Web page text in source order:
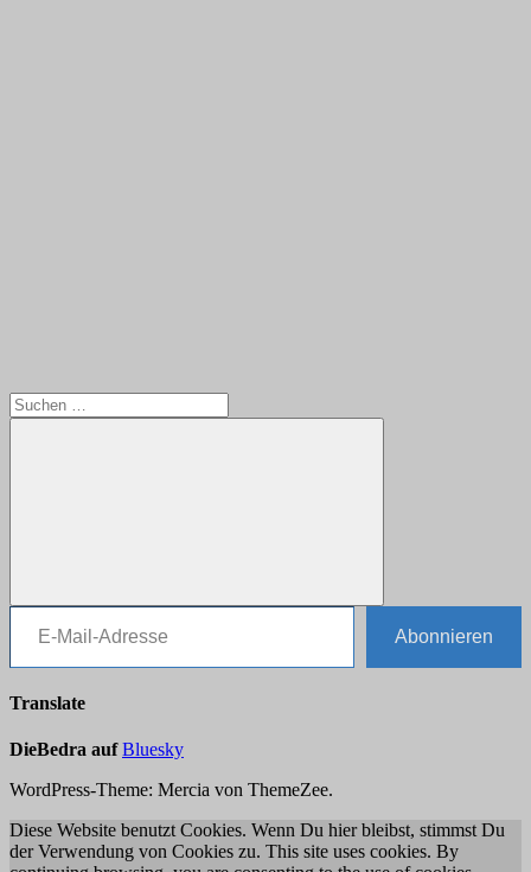
Suchen
nach:
Suchen
E-Mail-Adresse
Abonnieren
Translate
DieBedra auf Bluesky
WordPress-Theme: Mercia von ThemeZee.
Diese Website benutzt Cookies. Wenn Du hier bleibst, stimmst Du
der Verwendung von Cookies zu. This site uses cookies. By